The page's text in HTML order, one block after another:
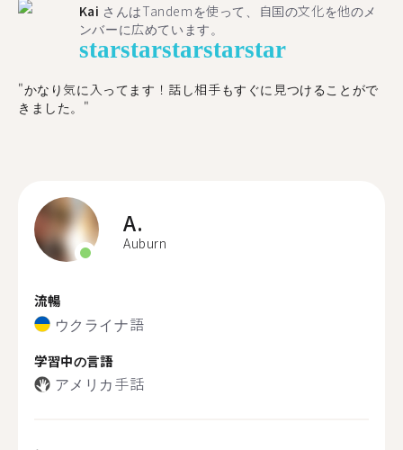
Kai さんはTandemを使って、自国の文化を他のメ
ンバーに広めています。
starstarstarstarstar
"かなり気に入ってます！話し相手もすぐに見つけることがで
きました。"
A.
Auburn
流暢
ウクライナ語
学習中の言語
アメリカ手話